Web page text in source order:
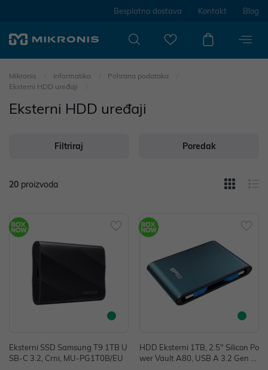
Besplatna dostava Kontakt Blog
Mikronis Informatika
Pohrana podataka
Eksterni HDD uređaji
Eksterni HDD uređaji
Filtriraj Poredak
20 proizvoda
Eksterni SSD Samsung T9 1TB U
SB-C 3.2, Crni, MU-PG1T0B/EU
HDD Eksterni 1TB, 2.5" Silicon Po
wer Vault A80, USB A 3.2 Gen 1,